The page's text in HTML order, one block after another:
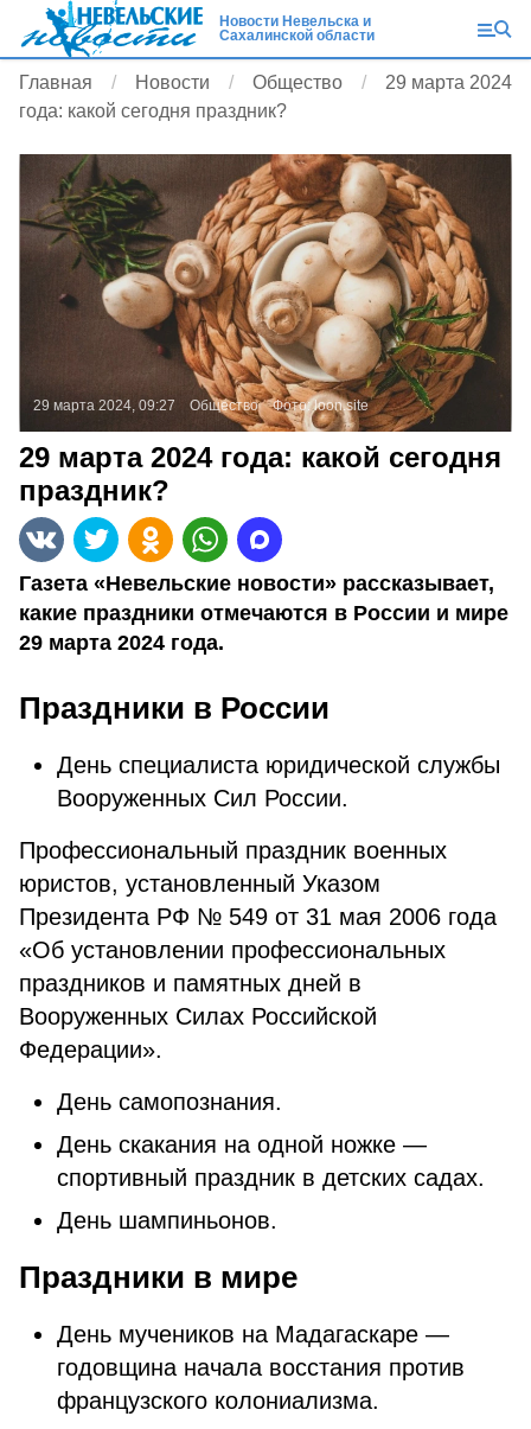
Новости Невельска и
Сахалинской области
Главная Новости Общество
29 марта 2024
года: какой сегодня праздник?
29 марта 2024, 09:27 Общество Фото:loon.site
29 марта 2024 года: какой сегодня
праздник?
Газета «Невельские новости» рассказывает,
какие праздники отмечаются в России и мире
29 марта 2024 года.
Праздники в России
День специалиста юридической службы
Вооруженных Сил России.
Профессиональный праздник военных
юристов, установленный Указом
Президента РФ № 549 от 31 мая 2006 года
«Об установлении профессиональных
праздников и памятных дней в
Вооруженных Силах Российской
Федерации».
День самопознания.
День скакания на одной ножке —
спортивный праздник в детских садах.
День шампиньонов.
Праздники в мире
День мучеников на Мадагаскаре —
годовщина начала восстания против
французского колониализма.